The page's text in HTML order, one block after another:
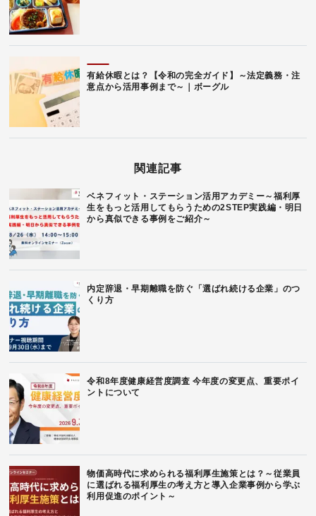
有給休暇とは？【令和の完全ガイド】～法定義務・注
意点から活用事例まで～｜ボーグル
関連記事
ベネフィット・ステーション活用アカデミー～福利厚
生をもっと活用してもらうための2STEP実践編・明日
から真似できる事例をご紹介～
内定辞退・早期離職を防ぐ「選ばれ続ける企業」のつ
くり方
令和8年度健康経営度調査 今年度の変更点、重要ポイ
ントについて
物価高時代に求められる福利厚生施策とは？～従業員
に選ばれる福利厚生の考え方と導入企業事例から学ぶ
利用促進のポイント～